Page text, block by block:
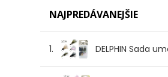
NAJPREDÁVANEJŠIE
1. DELPHIN Sada